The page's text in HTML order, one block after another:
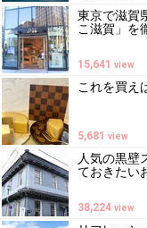
東京で滋賀
こ滋賀」を
15,641 view
これを買え
5,681 view
人気の黒壁
ておきたい
38,224 view